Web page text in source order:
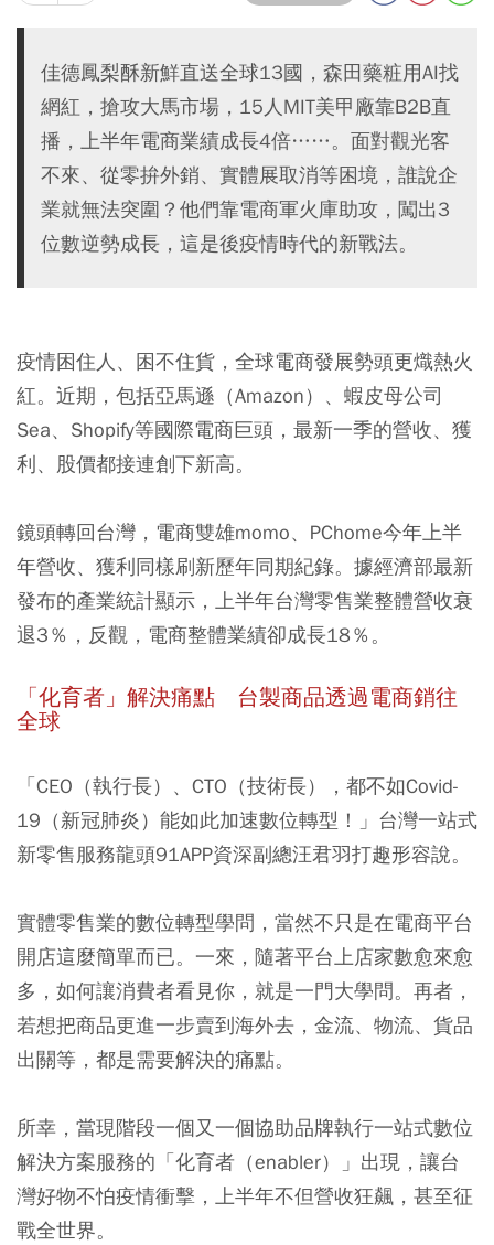
佳德鳳梨酥新鮮直送全球13國，森田藥粧用AI找
網紅，搶攻大馬市場，15人MIT美甲廠靠B2B直
播，上半年電商業績成長4倍……。面對觀光客
不來、從零拚外銷、實體展取消等困境，誰說企
業就無法突圍？他們靠電商軍火庫助攻，闖出3
位數逆勢成長，這是後疫情時代的新戰法。
疫情困住人、困不住貨，全球電商發展勢頭更熾熱火
紅。近期，包括亞馬遜（Amazon）、蝦皮母公司
Sea、Shopify等國際電商巨頭，最新一季的營收、獲
利、股價都接連創下新高。
鏡頭轉回台灣，電商雙雄momo、PChome今年上半
年營收、獲利同樣刷新歷年同期紀錄。據經濟部最新
發布的產業統計顯示，上半年台灣零售業整體營收衰
退3％，反觀，電商整體業績卻成長18％。
「化育者」解決痛點 台製商品透過電商銷往
全球
「CEO（執行長）、CTO（技術長），都不如Covid-
19（新冠肺炎）能如此加速數位轉型！」台灣一站式
新零售服務龍頭91APP資深副總汪君羽打趣形容說。
實體零售業的數位轉型學問，當然不只是在電商平台
開店這麼簡單而已。一來，隨著平台上店家數愈來愈
多，如何讓消費者看見你，就是一門大學問。再者，
若想把商品更進一步賣到海外去，金流、物流、貨品
出關等，都是需要解決的痛點。
所幸，當現階段一個又一個協助品牌執行一站式數位
解決方案服務的「化育者（enabler）」出現，讓台
灣好物不怕疫情衝擊，上半年不但營收狂飆，甚至征
戰全世界。